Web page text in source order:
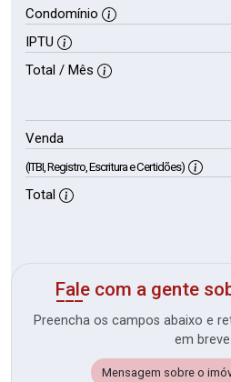
Condomínio
IPTU
Total / Mês
Venda
(ITBI, Registro, Escritura e Certidões)
Total
Fale com a gente
Preencha os campos abaixo e
em breve.
Mensagem sobre o